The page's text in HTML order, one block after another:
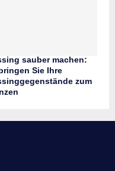
sauber machen:
Sie Ihre
zum